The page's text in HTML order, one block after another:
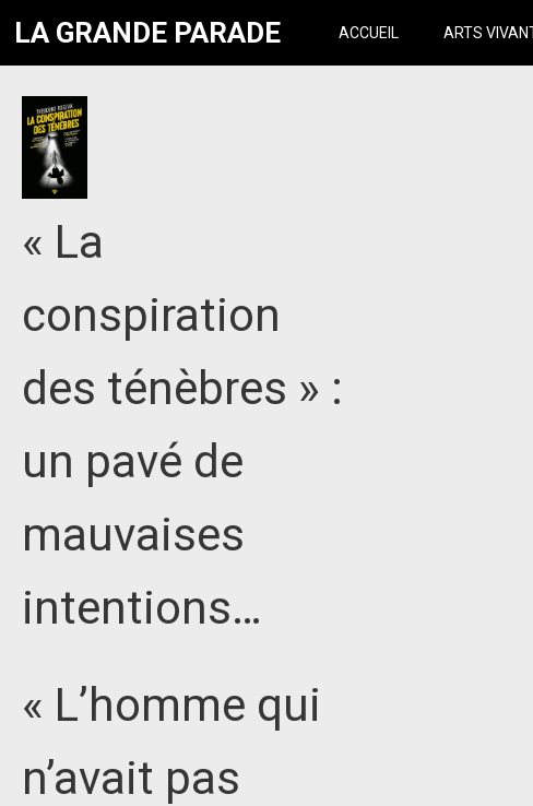
LA GRANDE PARADE ACCUEIL ARTS
« La
conspiration
des ténèbres » :
un pavé de
mauvaises
intentions…
« L’homme qui
n’avait pas